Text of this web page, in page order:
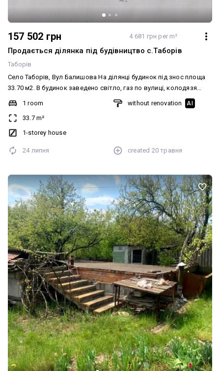
157 502 грн 4 681 грн per m²
Продається ділянка під будівництво с.Таборів
Таборів
Село Таборів, Вул Балишова На ділянці будинок під знос площа
33.70 м2. В будинок заведено світло, газ по вулиці, колодязя
немає. Земельна ділянка під будівництво 20 соток. Підїзд до
будинку асфальтований. Центр села. До річки 200 метрів. Ціна
3500$ Окремо можна придбати ділянку під город що знаходиться
на сусідній вулиці(фото 3) 10 соток, 1500$. Телефонуйте для
Додатково: Комунікації: Асфальтована дорога, Електрика
1 room
33.7 m²
1-storey house
without renovation AI
24 липня created 20 травня